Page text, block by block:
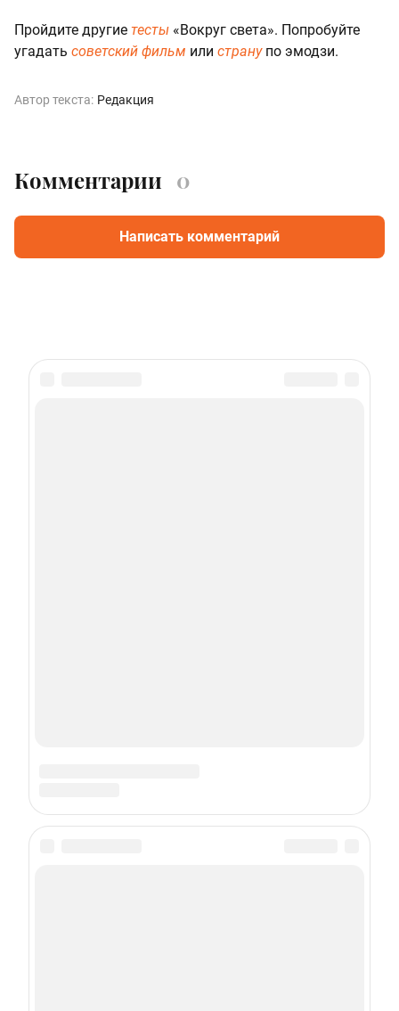
Пройдите другие тесты «Вокруг света». Попробуйте
угадать советский фильм или странупо эмодзи.
Автор текста: Редакция
Комментарии 0
Написать комментарий